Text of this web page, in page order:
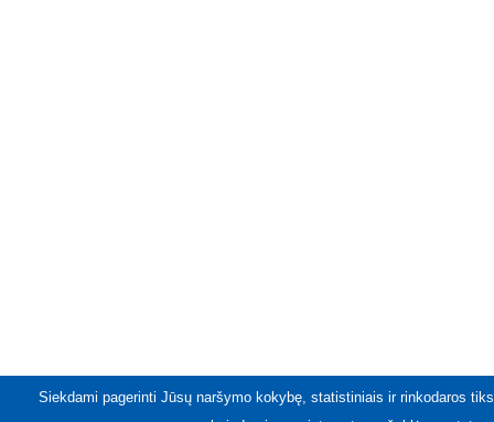
Siekdami pagerinti Jūsų naršymo kokybę, statistiniais ir rinkodaros